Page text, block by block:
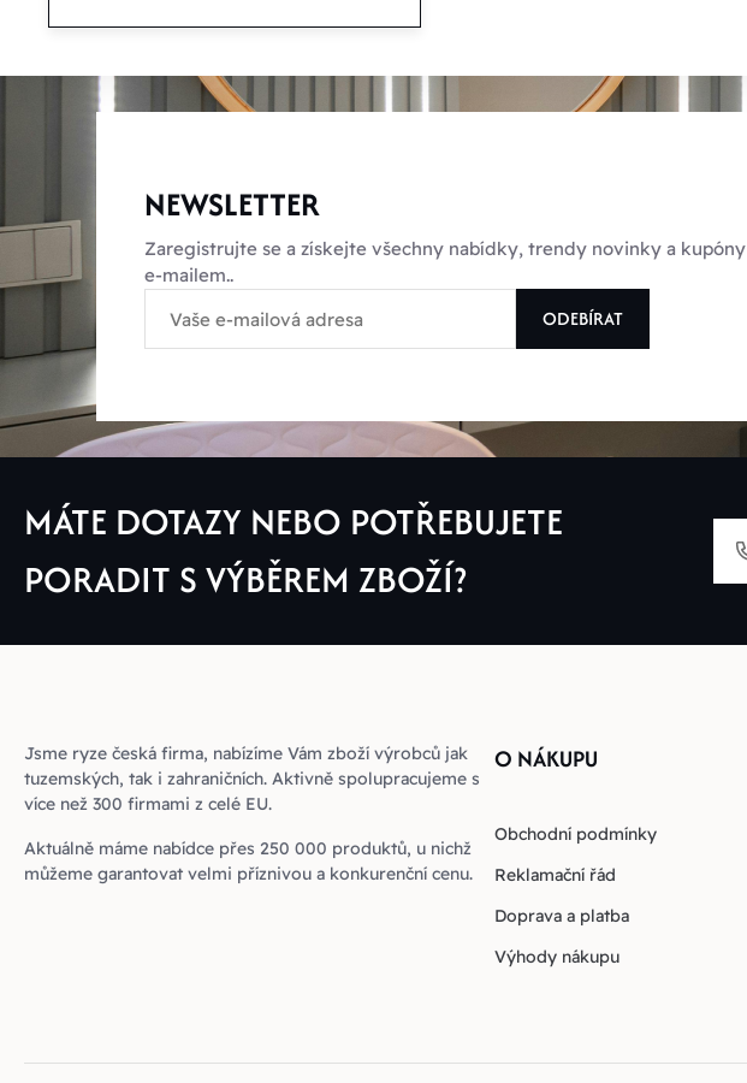
NEWSLETTER
Zaregistrujte se a získejte všechny nabídky, trendy novinky a kupóny
e-mailem..
ODEBÍRAT
MÁTE DOTAZY NEBO POTŘEBUJETE
PORADIT S VÝBĚREM ZBOŽÍ?
Jsme ryze česká firma, nabízíme Vám zboží výrobců jak
tuzemských, tak i zahraničních. Aktivně spolupracujeme s
více než 300 firmami z celé EU.
Aktuálně máme nabídce přes 250 000 produktů, u nichž
můžeme garantovat velmi příznivou a konkurenční cenu.
O NÁKUPU
Obchodní podmínky
Reklamační řád
Doprava a platba
Výhody nákupu